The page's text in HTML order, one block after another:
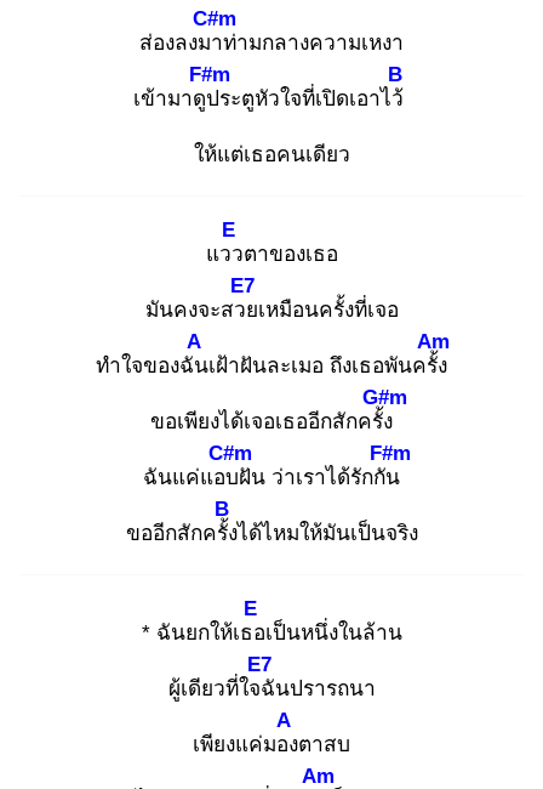
ส่องลงมา
C#m
ท่ามกลางความเหงา
เข้ามาดูป
F#m
ระตูหัวใจที่เปิดเอาไว้
B
ให้แต่เธอคนเดียว
แวว
E
ตาของเธอ
มันคงจะสวย
E7
เหมือนครั้งที่เจอ
ทำใจของฉัน
A
เฝ้าฝันละเมอ ถึงเธอพันครั้ง
Am
ขอเพียงได้เจอเธออีกสักครั้ง
G#m
ฉันแค่แอบ
C#m
ฝัน ว่าเราได้รักกัน
F#m
ขออีกสักครั้ง
B
ได้ไหมให้มันเป็นจริง
* ฉันยกให้เธอ
E
เป็นหนึ่งในล้าน
ผู้เดียวที่ใจฉั
E7
นปรารถนา
เพียงแค่มอง
A
ตาสบ
Am